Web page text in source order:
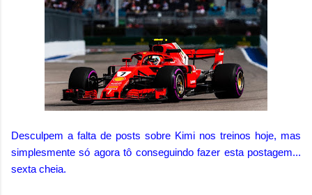
Desculpem a falta de posts sobre Kimi nos treinos hoje, mas
simplesmente só agora tô conseguindo fazer esta postagem...
sexta cheia.